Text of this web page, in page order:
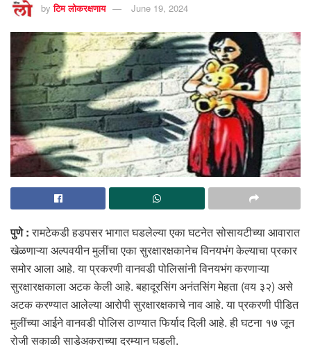
by टिम लोकरक्षणाय June 19, 2024
पुणे :रामटेकडी हडपसर भागात घडलेल्या एका घटनेत सोसायटीच्या आवारात
खेळणाऱ्या अल्पवयीन मुलींचा एका सुरक्षारक्षकानेच विनयभंग केल्याचा प्रकार
समोर आला आहे. या प्रकरणी वानवडी पोलिसांनी विनयभंग करणाऱ्या
सुरक्षारक्षकाला अटक केली आहे. बहादूरसिंग अनंतसिंग मेहता (वय ३२) असे
अटक करण्यात आलेल्या आरोपी सुरक्षारक्षकाचे नाव आहे. या प्रकरणी पीडित
मुलींच्या आईने वानवडी पोलिस ठाण्यात फिर्याद दिली आहे. ही घटना १७ जून
रोजी सकाळी साडेअकराच्या दरम्यान घडली.